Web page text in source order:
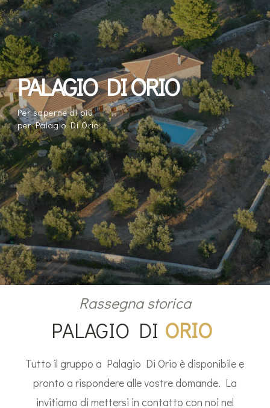
PALAGIO DI ORIO
Per saperne di più
per Palagio Di Orio
Rassegna storica
PALAGIO DI ORIO
Tutto il gruppo a Palagio Di Orio è disponibile e
pronto a rispondere alle vostre domande. La
invitiamo di mettersi in contatto con noi nel